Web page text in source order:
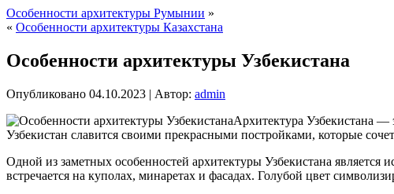
Особенности архитектуры Румынии »
« Особенности архитектуры Казахстана
Особенности архитектуры Узбекистана
Опубликовано 04.10.2023 | Автор: admin
Архитектура Узбекистана —
Узбекистан славится своими прекрасными постройками, которые
Одной из заметных особенностей архитектуры Узбекистана является
встречается на куполах, минаретах и фасадах. Голубой цвет